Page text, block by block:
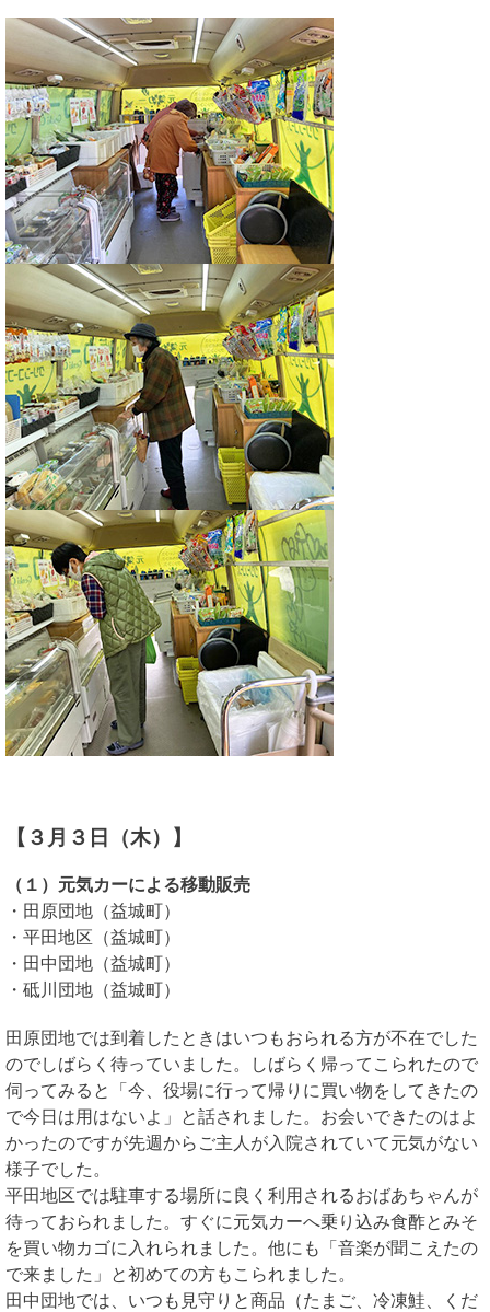
【３月３日（木）】
（１）元気カーによる移動販売
・田原団地（益城町）
・平田地区（益城町）
・田中団地（益城町）
・砥川団地（益城町）
田原団地では到着したときはいつもおられる方が不在でした
のでしばらく待っていました。しばらく帰ってこられたので
伺ってみると「今、役場に行って帰りに買い物をしてきたの
で今日は用はないよ」と話されました。お会いできたのはよ
かったのですが先週からご主人が入院されていて元気がない
様子でした。
平田地区では駐車する場所に良く利用されるおばあちゃんが
待っておられました。すぐに元気カーへ乗り込み食酢とみそ
を買い物カゴに入れられました。他にも「音楽が聞こえたの
で来ました」と初めての方もこられました。
田中団地では、いつも見守りと商品（たまご、冷凍鮭、くだ